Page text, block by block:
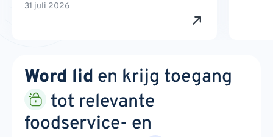
31 juli 2026
Word lid en krijg toegang
tot relevante
foodservice- en